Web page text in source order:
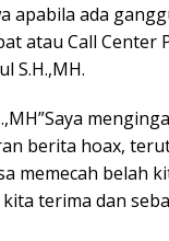
apabila ada
atau Call Center
S.H.,MH.
berita hoax,
memecah belah
terima dan